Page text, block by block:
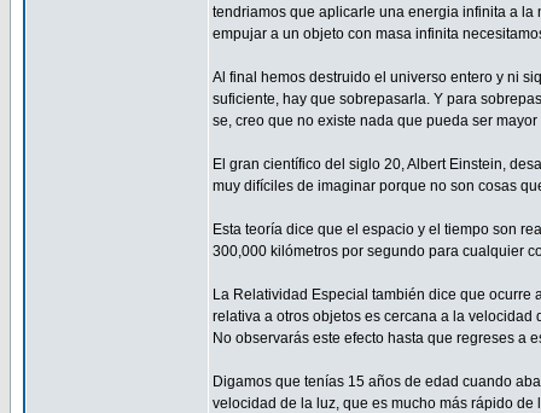
tendriamos que aplicarle una energia infinita a
empujar a un objeto con masa infinita
Al final hemos destruido el universo entero y ni
suficiente, hay que sobrepasarla. Y para
se, creo que no existe nada que pueda ser
El gran científico del siglo 20, Albert Einstein,
muy difíciles de imaginar porque no son cosas
Esta teoría dice que el espacio y el tiempo son
300,000 kilómetros por segundo para cualquier
La Relatividad Especial también dice que
relativa a otros objetos es cercana a la
No observarás este efecto hasta que regreses a
Digamos que tenías 15 años de edad cuando
velocidad de la luz, que es mucho más rápido